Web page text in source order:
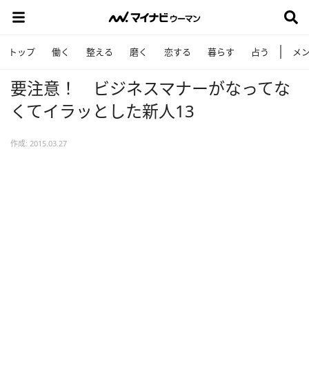
トップ 働く 整える 磨く 恋する 暮らす 占う メ
要注意！ ビジネスマナーがなってな
くてイラッとした新人13
作成: 2015.03.27